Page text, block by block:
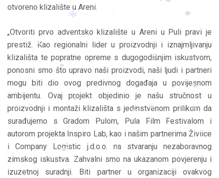
otvoreno klizalište u Areni.
„Otvoriti prvo adventsko klizalište u Areni u Puli pravi je
prestiž. Kao regionalni lider u proizvodnji i iznajmljivanju
klizališta te popratne opreme s dugogodišnjim iskustvom,
ponosni smo što upravo naši proizvodi, naši ljudi i partneri
mogu biti dio ovog predivnog događaja u povijesnom
ambijentu. Ovaj projekt objedinio je našu stručnost u
proizvodnji i montaži klizališta s jedinstvenom prilikom da
surađujemo s Gradom Pulom, Pula Film Festivalom i
autorom projekta Inspiro Lab, kao i našim partnerima Živiice
i Company Logistic j.d.o.o. na stvaranju nezaboravnog
zimskog iskustva. Zahvalni smo na ukazanom povjerenju i
izuzetnoj suradnji. Biti partner u organizaciji ovakvog
*
*
*
*
*
*
*
*
*
*
*
*
*